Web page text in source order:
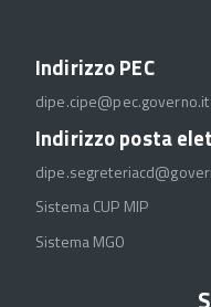
Indirizzo PEC
dipe.cipe@pec.governo.it
Indirizzo posta
Sistema CUP MIP
Sistema MGO